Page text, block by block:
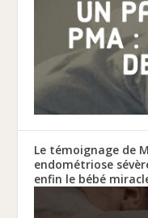
Le témoignage de
endométriose
enfin le bébé